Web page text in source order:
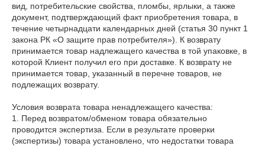
вид, потребительские свойства, пломбы, ярлыки, а также
документ, подтверждающий факт приобретения товара, в
течение четырнадцати календарных дней (статья 30 пункт 1
закона РК «О защите прав потребителя»). К возврату
принимается товар надлежащего качества в той упаковке, в
которой Клиент получил его при доставке. К возврату не
принимается товар, указанный в перечне товаров, не
подлежащих возврату.
Условия возврата товара ненадлежащего качества:
1. Перед возвратом/обменом товара обязательно
проводится экспертиза. Если в результате проверки
(экспертизы) товара установлено, что недостатки товара